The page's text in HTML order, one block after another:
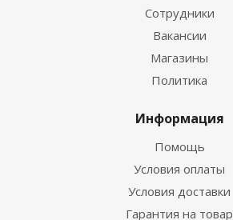
Сотрудники
Вакансии
Магазины
Политика
Информация
Помощь
Условия оплаты
Условия доставки
Гарантия на товар